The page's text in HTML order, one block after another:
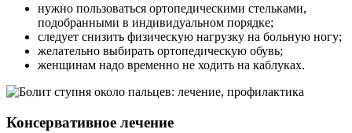
нужно пользоваться ортопедическими стельками,
подобранными в индивидуальном порядке;
следует снизить физическую нагрузку на больную ногу;
желательно выбирать ортопедическую обувь;
женщинам надо временно не ходить на каблуках.
Консервативное лечение